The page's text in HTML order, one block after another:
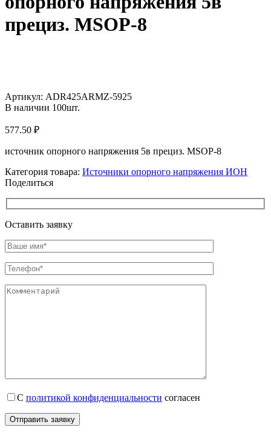
прециз. MSOP-8
Артикул: ADR425ARMZ-5925
В наличии 100шт.
577.50 ₽
источник опорного напряжения 5в прециз. MSOP-8
Категория товара: Источники опорного напряжения ИОН
Поделиться
Оставить заявку
С политикой конфиденциальности согласен